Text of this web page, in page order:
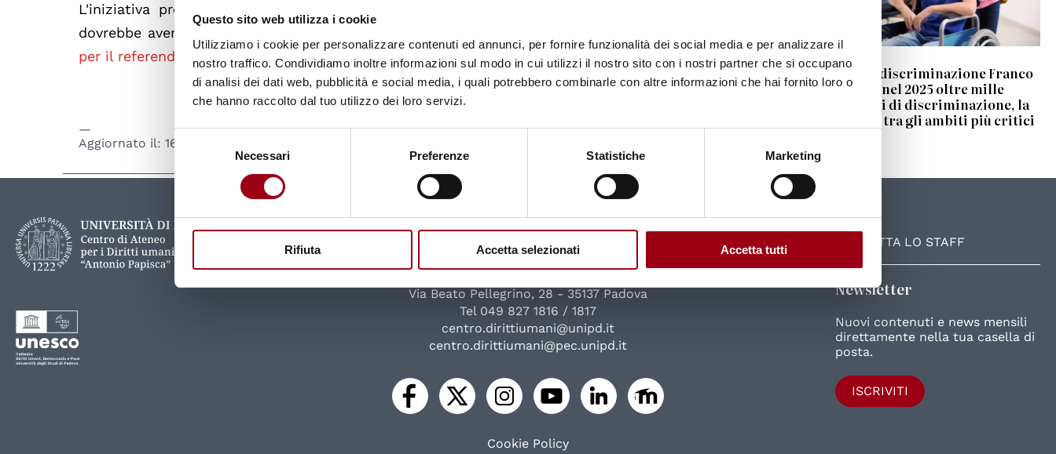
Questo sito web utilizza i cookie
Utilizziamo i cookie per personalizzare contenuti ed annunci, per fornire funzionalità dei social media e per analizzare il
nostro traffico. Condividiamo inoltre informazioni sul modo in cui utilizzi il nostro sito con i nostri partner che si occupano
di analisi dei dati web, pubblicità e social media, i quali potrebbero combinarle con altre informazioni che hai fornito loro o
che hanno raccolto dal tuo utilizzo dei loro servizi.
Selezione
consenso
Necessari Preferenze Statistiche Marketing
Rifiuta Accetta selezionati Accetta tutti
L'iniziativa precede di qualche settimana un dibattito in seno al Consiglio di Sicurezza che
dovrebbe aver luogo prima del termine dell'attuale mandato della
per il referendum nel Sahara Occidentale (MINURSO), il prossimo 30 aprile 2007.
Aggiornato il:16.07.2009
Centro Antidiscriminazione Franco
Bomprezzi: nel 2025 oltre mille
segnalazioni di discriminazione, la
scuola resta tra gli ambiti più critici
UniPD
CONTATTA LO STAFF
Newsletter
Nuovi contenuti e news mensili
direttamente nella tua casella di
posta.
ISCRIVITI
Centro di Ateneo per i Diritti Umani "Antonio Papisca"
Via Beato Pellegrino, 28 - 35137 Padova
Tel 049 827 1816 / 1817
centro.dirittiumani@unipd.it
centro.dirittiumani@pec.unipd.it
Cookie Policy